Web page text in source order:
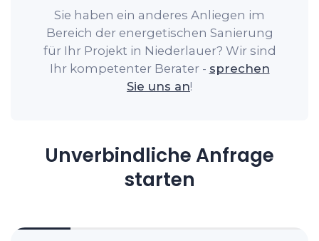
Sie haben ein anderes Anliegen im
Bereich der energetischen Sanierung
für Ihr Projekt in Niederlauer? Wir sind
Ihr kompetenter Berater - sprechen
Sie uns an!
Unverbindliche Anfrage
starten